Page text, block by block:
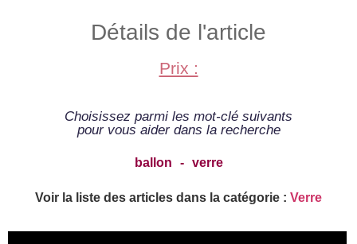
Détails de l'article
Prix :
Choisissez parmi les mot-clé suivants
pour vous aider dans la recherche
ballon - verre
Voir la liste des articles dans la catégorie : Verre